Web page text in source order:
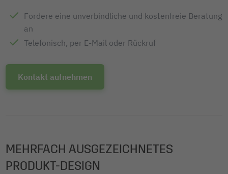
Fordere eine unverbindliche und kostenfreie Beratung
an
Telefonisch, per E-Mail oder Rückruf
Kontakt aufnehmen
MEHRFACH AUSGEZEICHNETES
PRODUKT-DESIGN